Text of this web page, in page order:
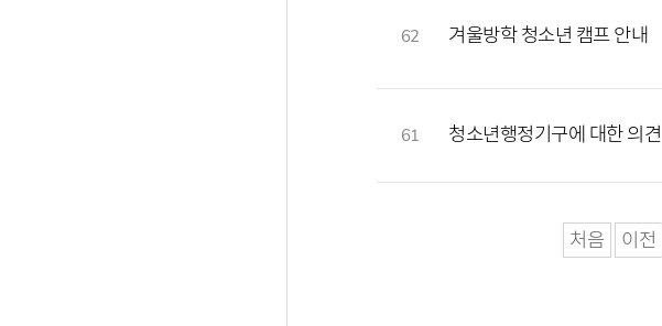
62 겨울방학 청소년 캠프 안내
61 청소년행정기구에 대한 의견
처음 이전